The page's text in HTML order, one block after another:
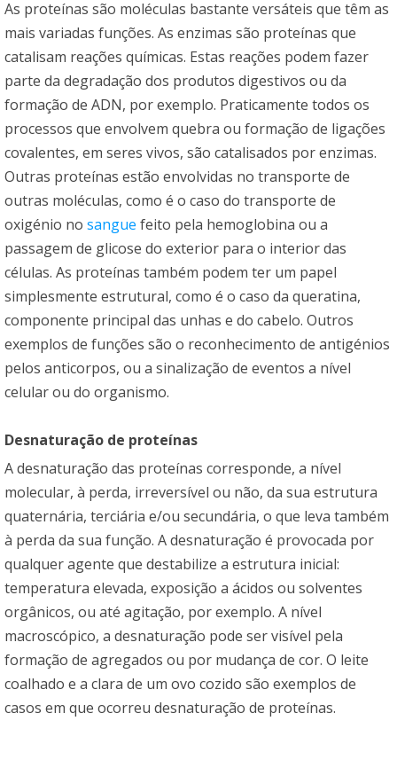
As proteínas são moléculas bastante versáteis que têm as
mais variadas funções. As enzimas são proteínas que
catalisam reações químicas. Estas reações podem fazer
parte da degradação dos produtos digestivos ou da
formação de ADN, por exemplo. Praticamente todos os
processos que envolvem quebra ou formação de ligações
covalentes, em seres vivos, são catalisados por enzimas.
Outras proteínas estão envolvidas no transporte de
outras moléculas, como é o caso do transporte de
oxigénio no sangue feito pela hemoglobina ou a
passagem de glicose do exterior para o interior das
células. As proteínas também podem ter um papel
simplesmente estrutural, como é o caso da queratina,
componente principal das unhas e do cabelo. Outros
exemplos de funções são o reconhecimento de antigénios
pelos anticorpos, ou a sinalização de eventos a nível
celular ou do organismo.
Desnaturação de proteínas
A desnaturação das proteínas corresponde, a nível
molecular, à perda, irreversível ou não, da sua estrutura
quaternária, terciária e/ou secundária, o que leva também
à perda da sua função. A desnaturação é provocada por
qualquer agente que destabilize a estrutura inicial:
temperatura elevada, exposição a ácidos ou solventes
orgânicos, ou até agitação, por exemplo. A nível
macroscópico, a desnaturação pode ser visível pela
formação de agregados ou por mudança de cor. O leite
coalhado e a clara de um ovo cozido são exemplos de
casos em que ocorreu desnaturação de proteínas.